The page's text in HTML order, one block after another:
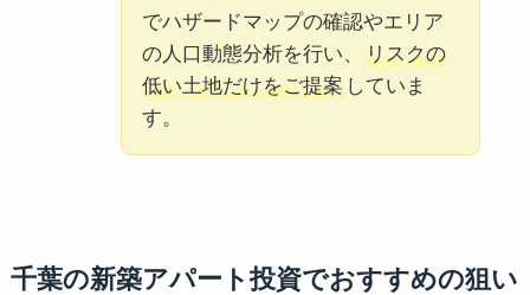
でハザードマップの確認やエリア
の人口動態分析を行い、
リスクの
低い土地だけをご提案していま
す。
千葉の新築アパート投資でおすすめの狙い